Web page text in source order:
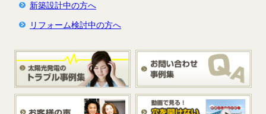
新築設計中の方へ
リフォーム検討中の方へ